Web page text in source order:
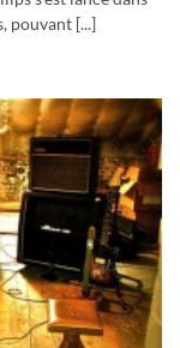
pouvant [...]